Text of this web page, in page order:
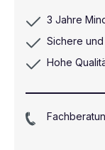
3 Jahre
Sichere
Hohe